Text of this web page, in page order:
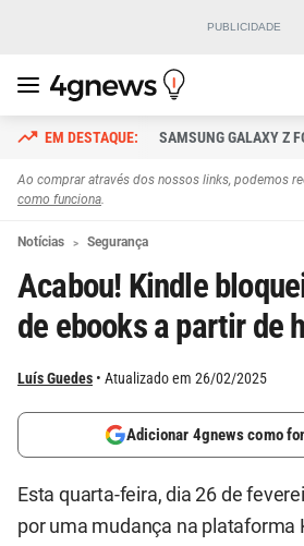
SAMSUNG GALAXY Z
Ao comprar através dos nossos links, podemos
como funciona.
Notícias Segurança
Acabou! Kindle
de ebooks a partir de
Luís Guedes Atualizado em 26/02/2025
Adicionar 4gnews como
Esta quarta-feira, dia 26 de
por uma mudança na plataforma